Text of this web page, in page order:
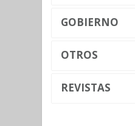
GOBIERNO
OTROS
REVISTAS